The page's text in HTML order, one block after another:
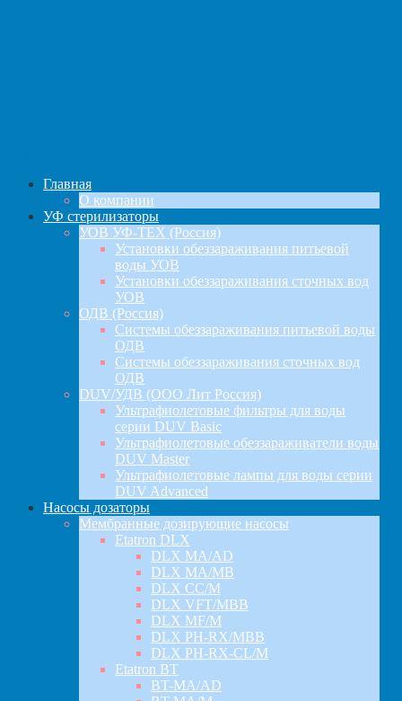
Главная
О компании
УФ стерилизаторы
УОВ УФ-ТЕХ (Россия)
Установки обеззараживания питьевой
воды УОВ
Установки обеззараживания сточных вод
УОВ
ОДВ (Россия)
Системы обеззараживания питьевой воды
ОДВ
Системы обеззараживания сточных вод
ОДВ
DUV/УДВ (ООО Лит Россия)
Ультрафиолетовые фильтры для воды
серии DUV Basic
Ультрафиолетовые обеззараживатели воды
DUV Master
Ультрафиолетовые лампы для воды серии
DUV Advanced
Насосы дозаторы
Мембранные дозирующие насосы
Etatron DLX
DLX MA/AD
DLX MA/MB
DLX CC/M
DLX VFT/MBB
DLX MF/M
DLX PH-RX/MBB
DLX PH-RX-CL/M
Etatron BT
BT-MA/AD